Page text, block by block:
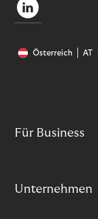
Österreich AT
Für Business
Unternehmen